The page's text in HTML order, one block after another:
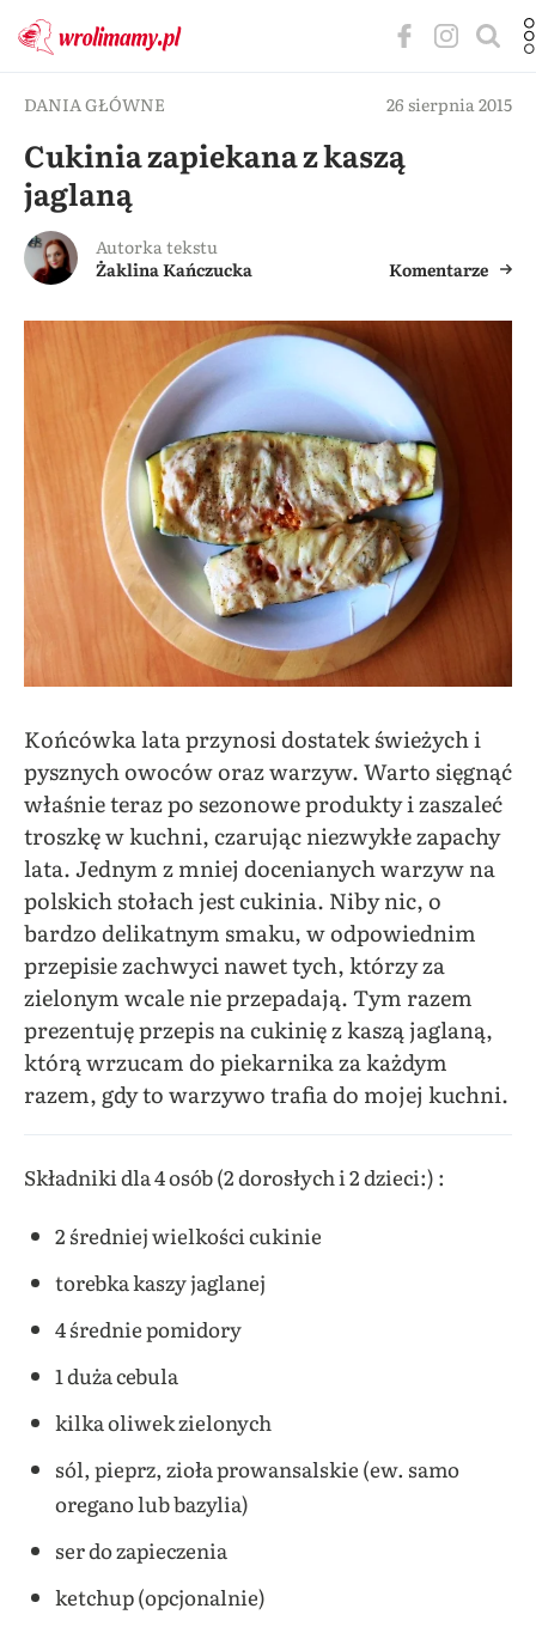
DANIA GŁÓWNE 26 sierpnia 2015
Cukinia zapiekana z kaszą
jaglaną
Autorka tekstu
Żaklina Kańczucka
Komentarze
Końcówka lata przynosi dostatek świeżych i
pysznych owoców oraz warzyw. Warto sięgnąć
właśnie teraz po sezonowe produkty i zaszaleć
troszkę w kuchni, czarując niezwykłe zapachy
lata. Jednym z mniej docenianych warzyw na
polskich stołach jest cukinia. Niby nic, o
bardzo delikatnym smaku, w odpowiednim
przepisie zachwyci nawet tych, którzy za
zielonym wcale nie przepadają. Tym razem
prezentuję przepis na cukinię z kaszą jaglaną,
którą wrzucam do piekarnika za każdym
razem, gdy to warzywo trafia do mojej kuchni.
Składniki dla 4 osób (2 dorosłych i 2 dzieci:) :
2 średniej wielkości cukinie
torebka kaszy jaglanej
4 średnie pomidory
1 duża cebula
kilka oliwek zielonych
sól, pieprz, zioła prowansalskie (ew. samo
oregano lub bazylia)
ser do zapieczenia
ketchup (opcjonalnie)